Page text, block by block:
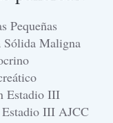
Pequeñas
Sólida Maligna
Estadio III
III AJCC